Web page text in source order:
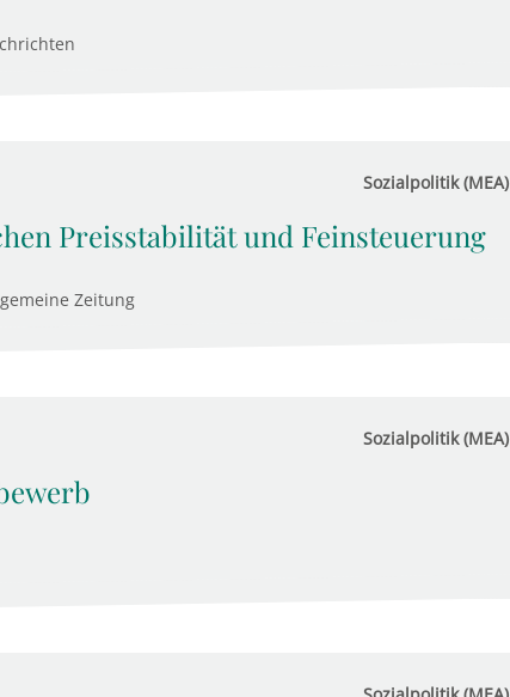
Sozialpolitik (MEA)
Preisstabilität und Feinsteuerung
Zeitung
Sozialpolitik (MEA)